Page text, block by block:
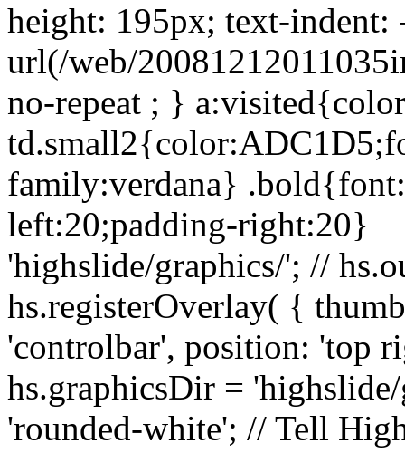
height: 195px; text-indent:
url(/web/
no-repeat ; }
family:verdana}
left:20;padding-right:20}
'highslide/graphics/'; //
hs.registerOverlay( {
'controlbar', position: 'top
hs.graphicsDir =
'rounded-white'; // Tell